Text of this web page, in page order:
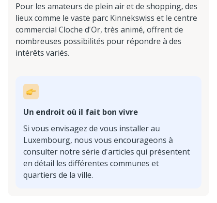
Pour les amateurs de plein air et de shopping, des
lieux comme le vaste parc Kinnekswiss et le centre
commercial Cloche d'Or, très animé, offrent de
nombreuses possibilités pour répondre à des
intérêts variés.
Un endroit où il fait bon vivre
Si vous envisagez de vous installer au
Luxembourg, nous vous encourageons à
consulter notre série d'articles qui présentent
en détail les différentes communes et
quartiers de la ville.